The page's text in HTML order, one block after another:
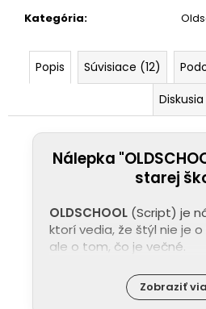
Kategória:
Popis Súvisiace (12)
Diskusia
Nálepka
starej
OLDSCHOOL (Script) je
ktorí vedia, že štýl nie je
ale o tom, čo je večné.
Zobraziť